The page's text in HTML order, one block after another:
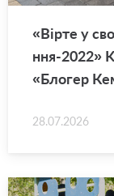
«Вірте у
н­ня-2022»
«Бло­гер
28.07.2026